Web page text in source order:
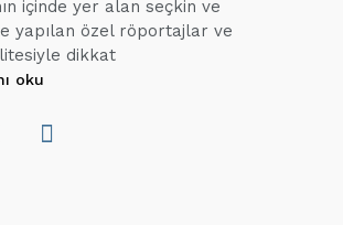
içinde yer alan seçkin ve
yapılan özel röportajlar ve
dikkat
oku